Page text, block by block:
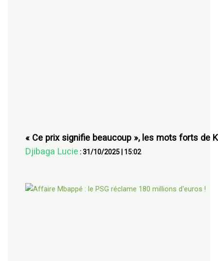
« Ce prix signifie beaucoup », les mots forts de
Djibaga Lucie :31/10/2025 15:02